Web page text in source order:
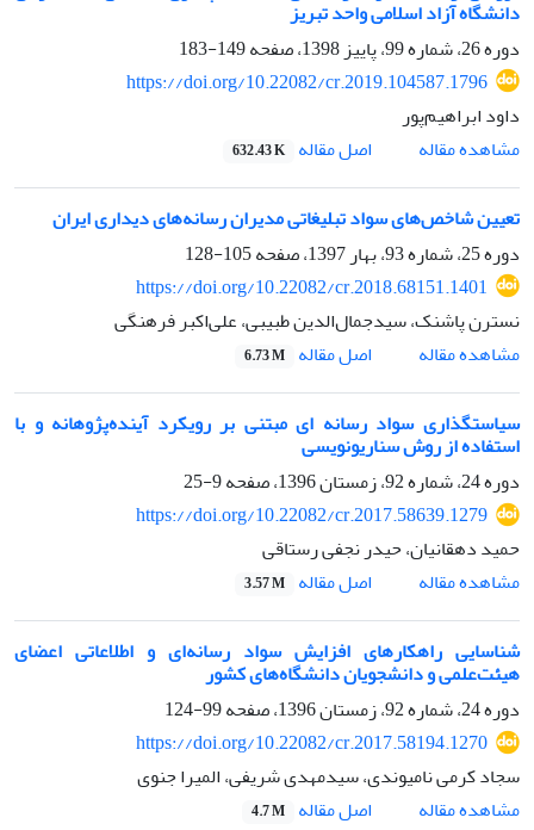
دانشگاه آزاد اسلامی‌ واحد تبریز
دوره 26، شماره 99، پاییز 1398، صفحه
149-183
https://doi.org/10.22082/cr.2019.104587.1796
داود ابراهیم‌پور
مشاهده مقاله
اصل مقاله 632.43 K
تعیین شاخص‌های سواد تبلیغاتی مدیران رسانه‌های دیداری ایران
دوره 25، شماره 93، بهار 1397، صفحه
105-128
https://doi.org/10.22082/cr.2018.68151.1401
نسترن پاشنک، سیدجمال‌الدین طبیبی، علی‌اکبر فرهنگی
مشاهده مقاله
اصل مقاله 6.73 M
سیاستگذاری سواد رسانه ای مبتنی بر رویکرد آینده‌پژوهانه و با
استفاده از روش سناریونویسی
دوره 24، شماره 92، زمستان 1396، صفحه
9-25
https://doi.org/10.22082/cr.2017.58639.1279
حمید دهقانیان، حیدر نجفی رستاقی
مشاهده مقاله
اصل مقاله 3.57 M
شناسایی راهکارهای افزایش سواد رسانه‌ای و اطلاعاتی اعضای
هیئت‌علمی و دانشجویان دانشگاه‌‌های کشور
دوره 24، شماره 92، زمستان 1396، صفحه
99-124
https://doi.org/10.22082/cr.2017.58194.1270
سجاد کرمی نامیوندی، سید‌مهدی شریفی، المیرا جنوی
مشاهده مقاله
اصل مقاله 4.7 M